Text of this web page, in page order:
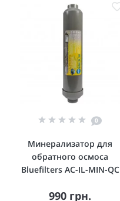
0
Минерализатор для
обратного осмоса
Bluefilters AC-IL-MIN-QC
990 грн.